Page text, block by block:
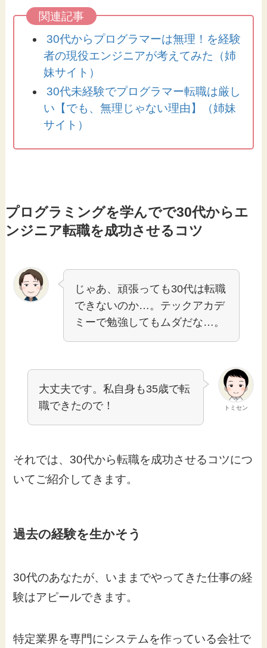
30代からプログラマーは無理！を経験
者の現役エンジニアが考えてみた（姉
妹サイト）
30代未経験でプログラマー転職は厳し
い【でも、無理じゃない理由】（姉妹
サイト）
プログラミングを学んでで30代からエ
ンジニア転職を成功させるコツ
じゃあ、頑張っても30代は転職
できないのか…。テックアカデ
ミーで勉強してもムダだな…。
トミセン
大丈夫です。私自身も35歳で転
職できたので！
それでは、30代から転職を成功させるコツにつ
いてご紹介してきます。
過去の経験を生かそう
30代のあなたが、いままでやってきた仕事の経
験はアピールできます。
特定業界を専門にシステムを作っている会社で